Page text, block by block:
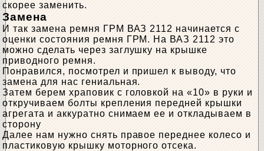
скорее заменить.
Замена
И так замена ремня ГРМ ВАЗ 2112 начинается с
оценки состояния ремня ГРМ. На ВАЗ 2112 это
можно сделать через заглушку на крышке
приводного ремня.
Понравился, посмотрел и пришел к выводу, что
замена для нас гениальная.
Затем берем храповик с головкой на «10» в руки и
откручиваем болты крепления передней крышки
агрегата и аккуратно снимаем ее и откладываем в
сторону
Далее нам нужно снять правое переднее колесо и
пластиковую крышку моторного отсека.